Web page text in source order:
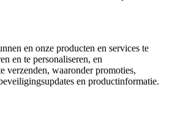
en onze producten en services te
en te personaliseren, en
verzenden, waaronder promoties,
en productinformatie.